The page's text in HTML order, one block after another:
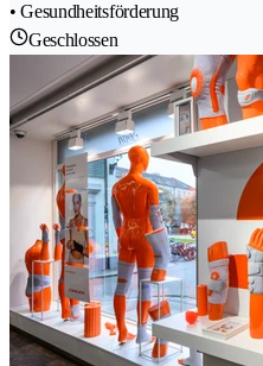
• Gesundheitsförderung
Geschlossen